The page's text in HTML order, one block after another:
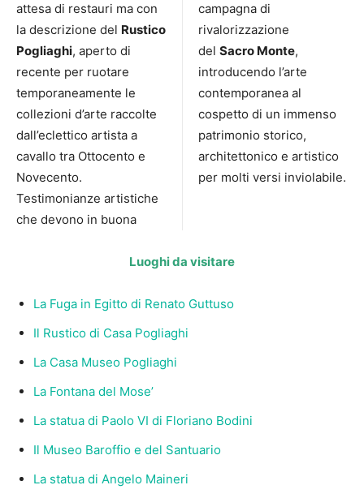
attesa di restauri ma con
la descrizione del Rustico
Pogliaghi, aperto di
recente per ruotare
temporaneamente le
collezioni d’arte raccolte
dall’eclettico artista a
cavallo tra Ottocento e
Novecento.
Testimonianze artistiche
che devono in buona
campagna di
rivalorizzazione
del Sacro Monte,
introducendo l’arte
contemporanea al
cospetto di un immenso
patrimonio storico,
architettonico e artistico
per molti versi inviolabile.
Luoghi da visitare
La Fuga in Egitto di Renato Guttuso
Il Rustico di Casa Pogliaghi
La Casa Museo Pogliaghi
La Fontana del Mose’
La statua di Paolo VI di Floriano Bodini
Il Museo Baroffio e del Santuario
La statua di Angelo Maineri